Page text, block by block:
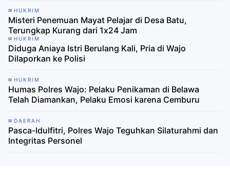
HUKRIM
Misteri Penemuan Mayat Pelajar di Desa Batu,
Terungkap Kurang dari 1x24 Jam
HUKRIM
Diduga Aniaya Istri Berulang Kali, Pria di Wajo
Dilaporkan ke Polisi
HUKRIM
Humas Polres Wajo: Pelaku Penikaman di Belawa
Telah Diamankan, Pelaku Emosi karena Cemburu
DAERAH
Pasca-Idulfitri, Polres Wajo Teguhkan Silaturahmi dan
Integritas Personel